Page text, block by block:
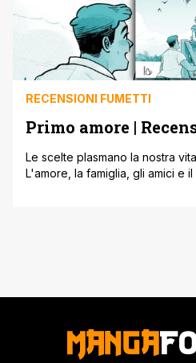
RECENSIONI FUMETTI
Primo amore |
Le scelte plasmano la nostra
L'amore, la famiglia, gli amici e